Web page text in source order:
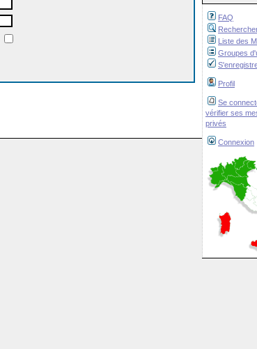
FAQ
Liste des
Groupes
Profil
Se
vérifier ses
privés
Connexion